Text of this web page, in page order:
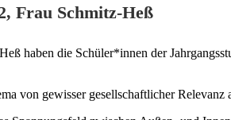
Frau Schmitz-Heß​
haben die Schüler*innen der
von gewisser gesellschaftlicher